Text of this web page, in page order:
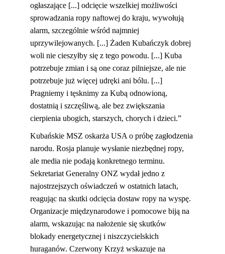
ogłaszające [...] odcięcie wszelkiej możliwości
sprowadzania ropy naftowej do kraju, wywołują
alarm, szczególnie wśród najmniej
uprzywilejowanych. [...] Żaden Kubańczyk dobrej
woli nie cieszyłby się z tego powodu. [...] Kuba
potrzebuje zmian i są one coraz pilniejsze, ale nie
potrzebuje już więcej udręki ani bólu. [...]
Pragniemy i tęsknimy za Kubą odnowioną,
dostatnią i szczęśliwą, ale bez zwiększania
cierpienia ubogich, starszych, chorych i dzieci.”
Kubańskie MSZ oskarża USA o próbę zagłodzenia
narodu. Rosja planuje wysłanie niezbędnej ropy,
ale media nie podają konkretnego terminu.
Sekretariat Generalny ONZ wydał jedno z
najostrzejszych oświadczeń w ostatnich latach,
reagując na skutki odcięcia dostaw ropy na wyspę.
Organizacje międzynarodowe i pomocowe biją na
alarm, wskazując na nałożenie się skutków
blokady energetycznej i niszczycielskich
huraganów. Czerwony Krzyż wskazuje na